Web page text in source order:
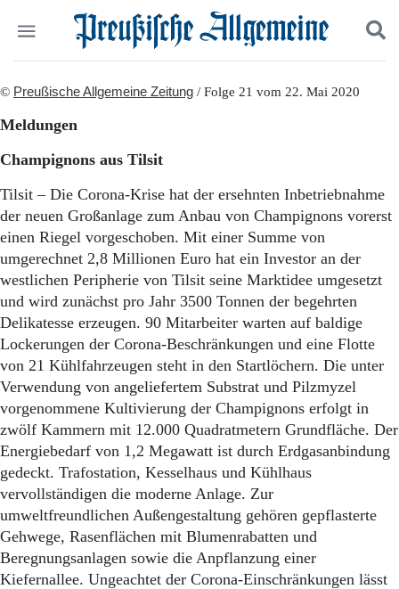
Start
Wer wir sind
Aktuelle Ausgabe
Abonnenten-Login
Abonnent werden
Abo Prämien
Archiv
Mediadaten
Politik
Leben
Geschichte
Ostpreußen
Pommern
Berlin-Brandenburg
Schlesien
Danzig und Westpreußen
Bücher
Kontakt
Impressum
Datenschutz
Suchen und finden
© Preußische Allgemeine Zeitung / Folge 21 vom 22. Mai 2020
Meldungen
Champignons aus Tilsit
Tilsit – Die Corona-Krise hat der ersehnten Inbetriebnahme
der neuen Großanlage zum Anbau von Champignons vorerst
einen Riegel vorgeschoben. Mit einer Summe von
umgerechnet 2,8 Millionen Euro hat ein Investor an der
westlichen Peripherie von Tilsit seine Marktidee umgesetzt
und wird zunächst pro Jahr 3500 Tonnen der begehrten
Delikatesse erzeugen. 90 Mitarbeiter warten auf baldige
Lockerungen der Corona-Beschränkungen und eine Flotte
von 21 Kühlfahrzeugen steht in den Startlöchern. Die unter
Verwendung von angeliefertem Substrat und Pilzmyzel
vorgenommene Kultivierung der Champignons erfolgt in
zwölf Kammern mit 12.000 Quadratmetern Grundfläche. Der
Energiebedarf von 1,2 Megawatt ist durch Erdgasanbindung
gedeckt. Trafostation, Kesselhaus und Kühlhaus
vervollständigen die moderne Anlage. Zur
umweltfreundlichen Außengestaltung gehören gepflasterte
Gehwege, Rasenflächen mit Blumenrabatten und
Beregnungsanlagen sowie die Anpflanzung einer
Kiefernallee. Ungeachtet der Corona-Einschränkungen lässt